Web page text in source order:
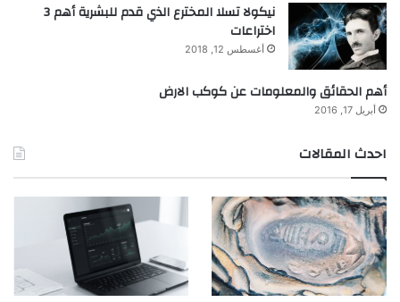
نيكولا تسلا المخترع الذي قدم للبشرية أهم 3
اختراعات
أغسطس 12, 2018
أهم الحقائق والمعلومات عن كوكب الارض
أبريل 17, 2016
احدث المقالات